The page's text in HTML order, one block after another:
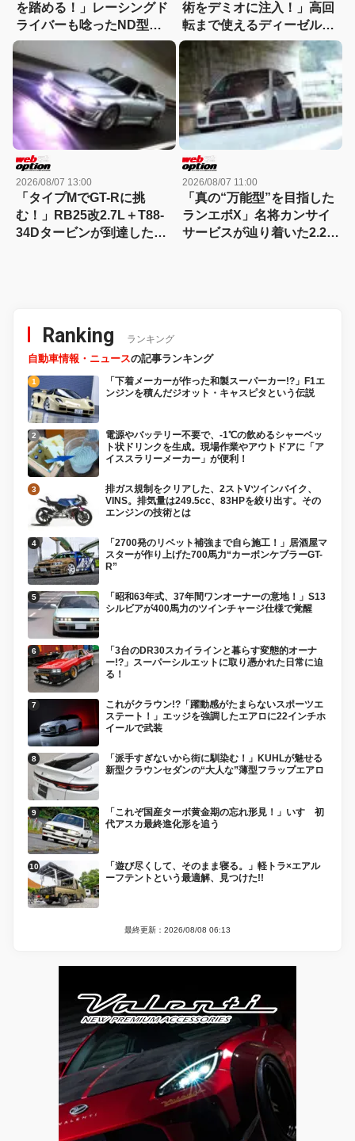
を踏める！」レーシングド
ライバーも唸ったND型ロ
ードスター改の真実
術をデミオに注入！」高回
転まで使えるディーゼルタ
ーボ仕様が熱い!!
2026/08/07 13:00
「タイプMでGT-Rに挑
む！」RB25改2.7L＋T88-
34Dタービンが到達した
2026/08/07 11:00
「真の“万能型”を目指した
ランエボX」名将カンサイ
サービスが辿り着いた2.2L
Ranking ランキング
自動車情報・ニュースの記事ランキング
「下着メーカーが作った和製スーパーカー!?」F1エ
ンジンを積んだジオット・キャスピタという伝説
電源やバッテリー不要で、-1℃の飲めるシャーベッ
ト状ドリンクを生成。現場作業やアウトドアに「ア
イススラリーメーカー」が便利！
排ガス規制をクリアした、2ストVツインバイク、
VINS。排気量は249.5cc、83HPを絞り出す。その
エンジンの技術とは
「2700発のリベット補強まで自ら施工！」居酒屋マ
スターが作り上げた700馬力“カーボンケブラーGT-
R”
「昭和63年式、37年間ワンオーナーの意地！」S13
シルビアが400馬力のツインチャージ仕様で覚醒
「3台のDR30スカイラインと暮らす変態的オーナ
ー!?」スーパーシルエットに取り憑かれた日常に迫
る！
これがクラウン!?「躍動感がたまらないスポーツエ
ステート！」エッジを強調したエアロに22インチホ
イールで武装
「派手すぎないから街に馴染む！」KUHLが魅せる
新型クラウンセダンの“大人な”薄型フラップエアロ
「これぞ国産ターボ黄金期の忘れ形見！」いすゞ初
代アスカ最終進化形を追う
「遊び尽くして、そのまま寝る。」軽トラ×エアル
ーフテントという最適解、見つけた!!
最終更新：2026/08/08 06:13